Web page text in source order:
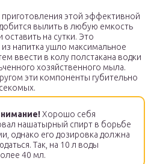
приготовления этой эффективной
вылить в любую емкость
на сутки. Это
напитка ушло максимальное
ввести в колу полстакана водки
хозяйственного мыла.
эти компоненты губительно
Хорошо себя
нашатырный спирт в борьбе
однако его дозировка должна
Так, на 10 л воды
40 мл.